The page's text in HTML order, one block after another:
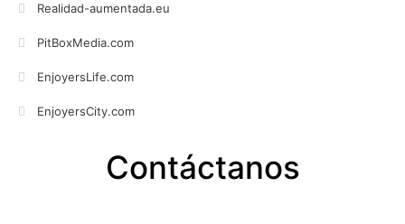
Realidad-aumentada.eu
PitBoxMedia.com
EnjoyersLife.com
EnjoyersCity.com
Contáctanos